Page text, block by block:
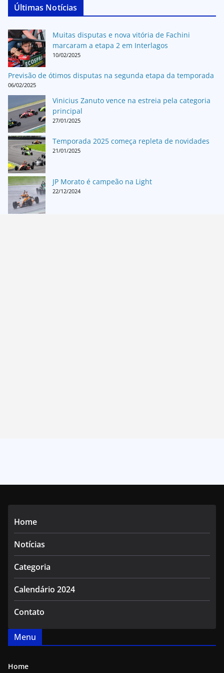
Últimas Notícias
Muitas disputas e nova vitória de Fachini
marcaram a etapa 2 em Interlagos
10/02/2025
Previsão de ótimos disputas na segunda etapa da temporada
06/02/2025
Vinicius Zanuto vence na estreia pela categoria
principal
27/01/2025
Temporada 2025 começa repleta de novidades
21/01/2025
JP Morato é campeão na Light
22/12/2024
Home
Notícias
Categoria
Calendário 2024
Contato
Menu
Home